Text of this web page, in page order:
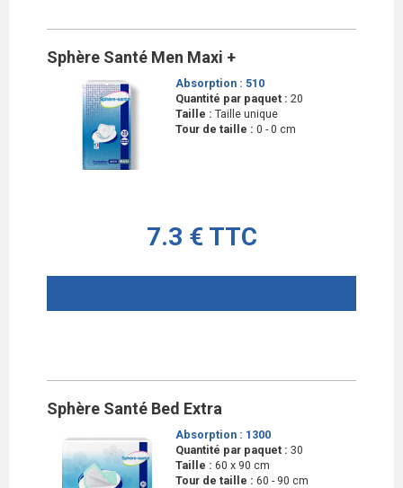
Sphère Santé Men Maxi +
Absorption : 510
Quantité par paquet : 20
Taille : Taille unique
Tour de taille : 0 - 0 cm
7.3 € TTC
Sphère Santé Bed Extra
Absorption : 1300
Quantité par paquet : 30
Taille : 60 x 90 cm
Tour de taille : 60 - 90 cm